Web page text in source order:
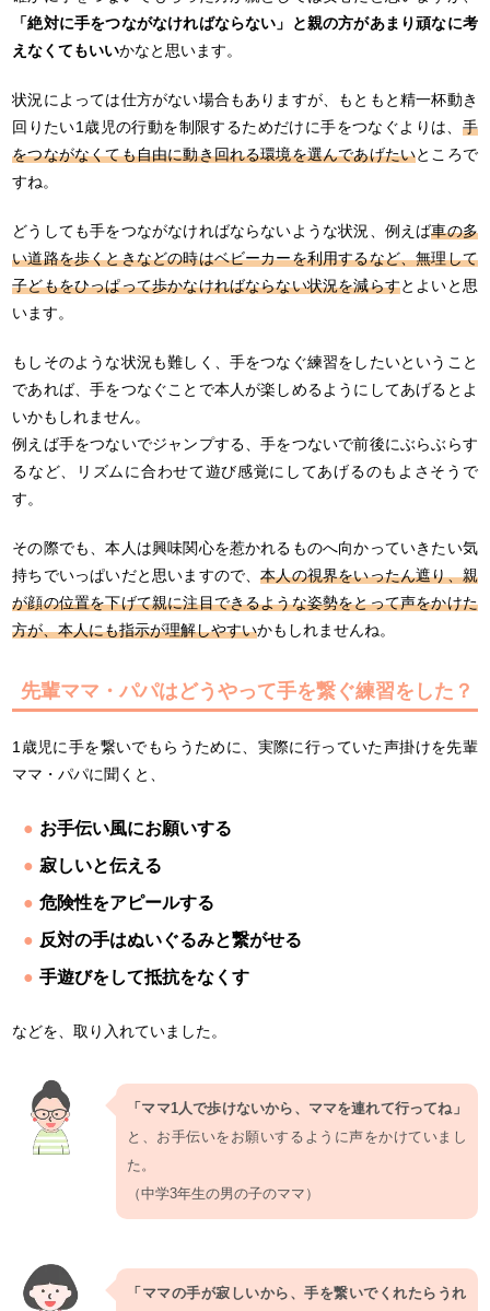
「絶対に手をつながなければならない」と親の方があまり頑なに考
えなくてもいいかなと思います。
状況によっては仕方がない場合もありますが、もともと精一杯動き
回りたい1歳児の行動を制限するためだけに手をつなぐよりは、 手
をつながなくても自由に動き回れる環境を選んであげたいところで
すね。
どうしても手をつながなければならないような状況、例えば車の多
い道路を歩くときなどの時はベビーカーを利用するなど、無理して
子どもをひっぱって歩かなければならない状況を減らすとよいと思
います。
もしそのような状況も難しく、手をつなぐ練習をしたいということ
であれば、手をつなぐことで本人が楽しめるようにしてあげるとよ
いかもしれません。
例えば手をつないでジャンプする、手をつないで前後にぶらぶらす
るなど、リズムに合わせて遊び感覚にしてあげるのもよさそうで
す。
その際でも、本人は興味関心を惹かれるものへ向かっていきたい気
持ちでいっぱいだと思いますので、本人の視界をいったん遮り、親
が顔の位置を下げて親に注目できるような姿勢をとって声をかけた
方が、本人にも指示が理解しやすいかもしれませんね。
先輩ママ・パパはどうやって手を繋ぐ練習をした？
1歳児に手を繋いでもらうために、実際に行っていた声掛けを先輩
ママ・パパに聞くと、
お手伝い風にお願いする
寂しいと伝える
危険性をアピールする
反対の手はぬいぐるみと繋がせる
手遊びをして抵抗をなくす
などを、取り入れていました。
「ママ1人で歩けないから、ママを連れて行ってね」
と、お手伝いをお願いするように声をかけていまし
た。
（中学3年生の男の子のママ）
「ママの手が寂しいから、手を繋いでくれたらうれ